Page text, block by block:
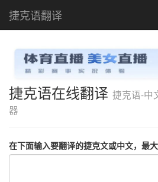
捷克语翻译
捷克语在线翻译 捷克语-中
器
在下面输入要翻译的捷克文或中文，最